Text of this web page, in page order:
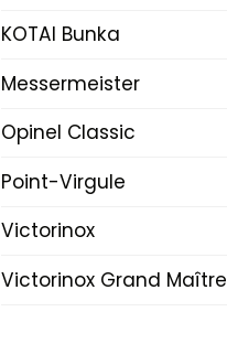
KOTAI Bunka
Messermeister
Opinel Classic
Point-Virgule
Victorinox
Victorinox Grand Maître